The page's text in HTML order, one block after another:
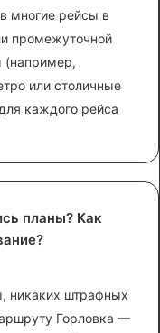
многие рейсы в
промежуточной
(например,
или столичные
каждого рейса
планы? Как
никаких штрафных
Горловка —